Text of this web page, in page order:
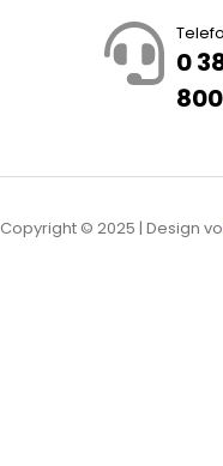
0
Copyright © 2025 | Design